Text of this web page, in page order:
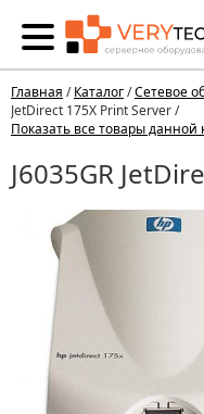
Главная /Каталог/Сетевое
JetDirect 175X Print Server /
Показать все товары данной
J6035GR